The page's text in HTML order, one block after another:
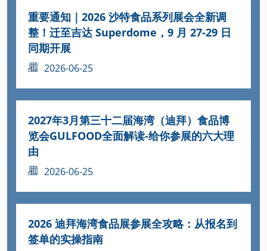
重要通知｜2026 沙特食品系列展会全新调
整！迁至吉达 Superdome，9 月 27-29 日
同期开展
2026-06-25
2027年3月第三十二届海湾（迪拜）食品博
览会GULFOOD全面解读-给你参展的六大理
由
2026-06-25
2026 迪拜海湾食品展参展全攻略：从报名到
签单的实操指南